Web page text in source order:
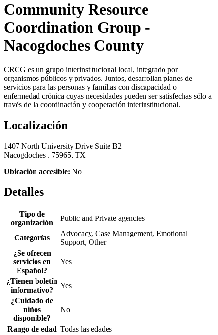
Community Resource
Coordination Group -
Nacogdoches County
CRCG es un grupo interinstitucional local, integrado por
organismos públicos y privados. Juntos, desarrollan planes de
servicios para las personas y familias con discapacidad o
enfermedad crónica cuyas necesidades pueden ser satisfechas sólo a
través de la coordinación y cooperación interinstitucional.
Localización
1407 North University Drive Suite B2
Nacogdoches , 75965, TX
Ubicación accesible: No
Detalles
Tipo de
organización
Public and Private agencies
Categorías
Advocacy, Case Management, Emotional
Support, Other
¿Se ofrecen
servicios en
Español?
Yes
¿Tienen boletín
informativo?
Yes
¿Cuidado de
niños
disponible?
No
Rango de edad Todas las edades